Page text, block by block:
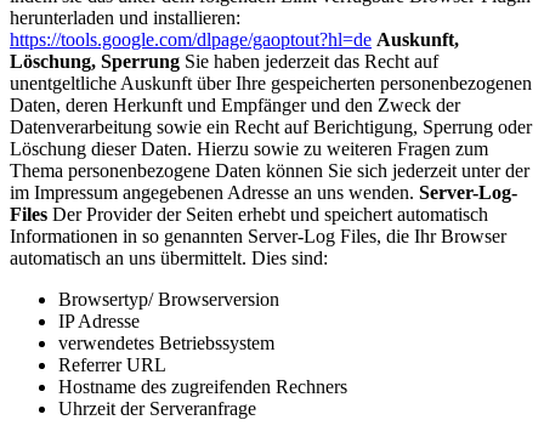
herunterladen und installieren:
https://tools.google.com/dlpage/gaoptout?hl=de Auskunft,
Löschung, Sperrung Sie haben jederzeit das Recht auf
unentgeltliche Auskunft über Ihre gespeicherten personenbezogenen
Daten, deren Herkunft und Empfänger und den Zweck der
Datenverarbeitung sowie ein Recht auf Berichtigung, Sperrung oder
Löschung dieser Daten. Hierzu sowie zu weiteren Fragen zum
Thema personenbezogene Daten können Sie sich jederzeit unter der
im Impressum angegebenen Adresse an uns wenden. Server-Log-
Files Der Provider der Seiten erhebt und speichert automatisch
Informationen in so genannten Server-Log Files, die Ihr Browser
automatisch an uns übermittelt. Dies sind:
Browsertyp/ Browserversion
IP Adresse
verwendetes Betriebssystem
Referrer URL
Hostname des zugreifenden Rechners
Uhrzeit der Serveranfrage